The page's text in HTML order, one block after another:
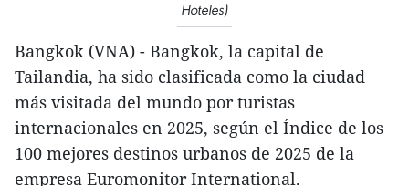
Hoteles)
Bangkok (VNA) - Bangkok, la capital de
Tailandia, ha sido clasificada como la ciudad
más visitada del mundo por turistas
internacionales en 2025, según el Índice de los
100 mejores destinos urbanos de 2025 de la
empresa Euromonitor International.